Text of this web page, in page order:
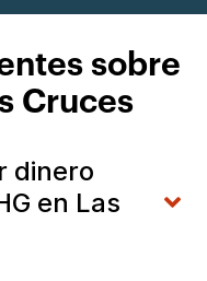
sobre
Cruces
dinero
en Las